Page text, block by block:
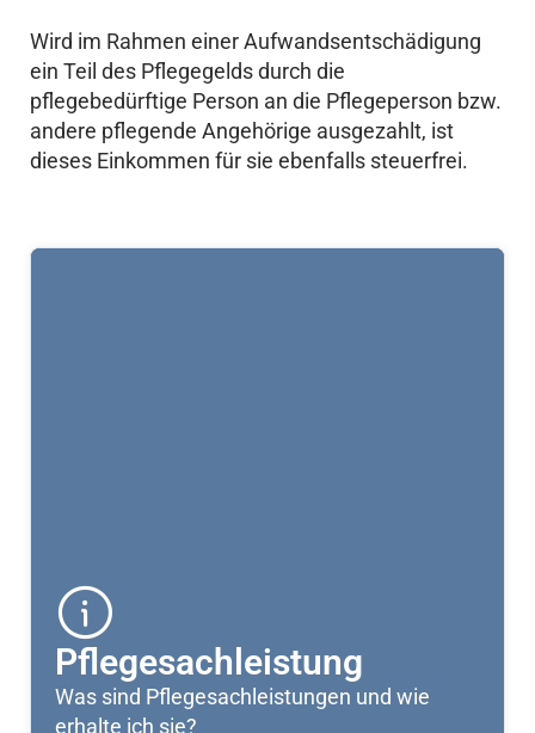
Wird im Rahmen einer Aufwandsentschädigung
ein Teil des Pflegegelds durch die
pflegebedürftige Person an die Pflegeperson bzw.
andere pflegende Angehörige ausgezahlt, ist
dieses Einkommen für sie ebenfalls steuerfrei.
Pflegesachleistung
Was sind Pflegesachleistungen und wie
erhalte ich sie?